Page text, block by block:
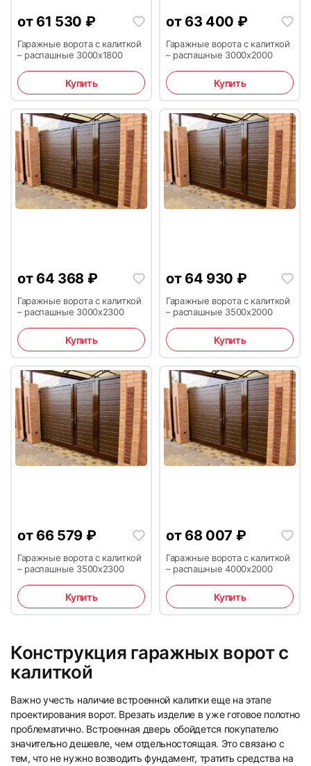
от 61 530 ₽
Гаражные ворота с калиткой
– распашные 3000х1800
Купить
от 63 400 ₽
Гаражные ворота с калиткой
– распашные 3000х2000
Купить
от 64 368 ₽
Гаражные ворота с калиткой
– распашные 3000х2300
Купить
от 64 930 ₽
Гаражные ворота с калиткой
– распашные 3500х2000
Купить
от 66 579 ₽
Гаражные ворота с калиткой
– распашные 3500х2300
Купить
от 68 007 ₽
Гаражные ворота с калиткой
– распашные 4000х2000
Купить
Конструкция гаражных ворот с
калиткой
Важно учесть наличие встроенной калитки еще на этапе
проектирования ворот. Врезать изделие в уже готовое полотно
проблематично. Встроенная дверь обойдется покупателю
значительно дешевле, чем отдельностоящая. Это связано с
тем, что не нужно возводить фундамент, тратить средства на